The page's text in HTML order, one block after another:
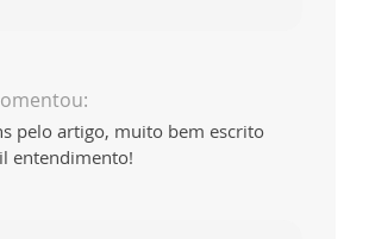
pelo artigo, muito bem escrito
entendimento!